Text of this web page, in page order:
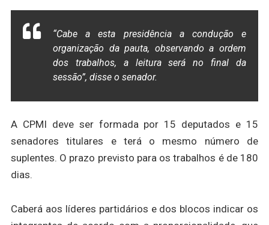
“Cabe a esta presidência a condução e
organização da pauta, observando a ordem
dos trabalhos, a leitura será no final da
sessão”, disse o senador.
A CPMI deve ser formada por 15 deputados e 15
senadores titulares e terá o mesmo número de
suplentes. O prazo previsto para os trabalhos é de 180
dias.
Caberá aos líderes partidários e dos blocos indicar os